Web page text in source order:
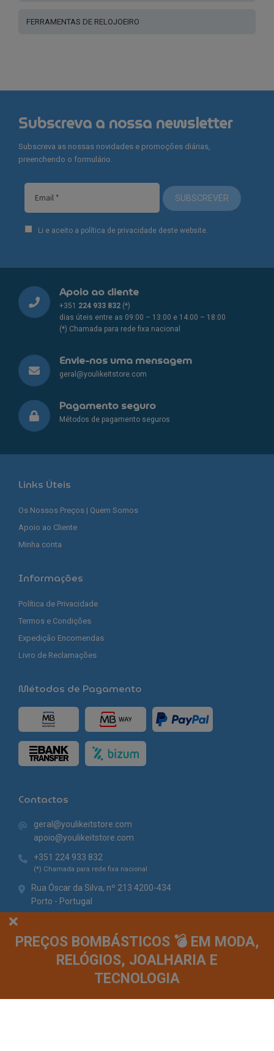
FERRAMENTAS DE RELOJOEIRO
PREÇOS BOMBÁSTICOS 💣 EM MODA,
RELÓGIOS, JOALHARIA E
TECNOLOGIA
Subscreva a nossa newsletter
Subscreva as nossas novidades e promoções diárias,
preenchendo o formulário.
SUBSCREVER
Li e aceito a política de privacidade deste website.
Apoio ao cliente
+351 224 933 832 (*)
dias úteis entre as 09:00 – 13:00 e 14:00 – 18:00
(*) Chamada para rede fixa nacional
Envie-nos uma mensagem
geral@youlikeitstore.com
Pagamento seguro
Métodos de pagamento seguros
Links Úteis
Os Nossos Preços | Quem Somos
Apoio ao Cliente
Minha conta
Informações
Política de Privacidade
Termos e Condições
Expedição Encomendas
Livro de Reclamações
Métodos de Pagamento
Contactos
geral@youlikeitstore.com
apoio@youlikeitstore.com
+351 224 933 832
(*) Chamada para rede fixa nacional
Rua Óscar da Silva, nº 213 4200-434
Porto - Portugal